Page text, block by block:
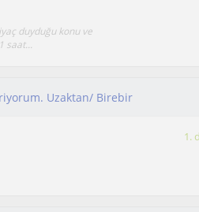
duyduğu konu ve
saat...
Uzaktan/ Birebir
1.